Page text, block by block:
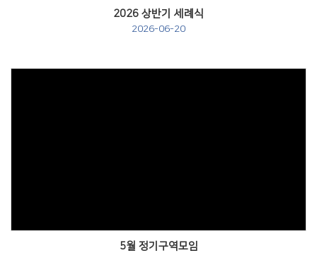
2026 상반기 세례식
2026-06-20
5월 정기구역모임